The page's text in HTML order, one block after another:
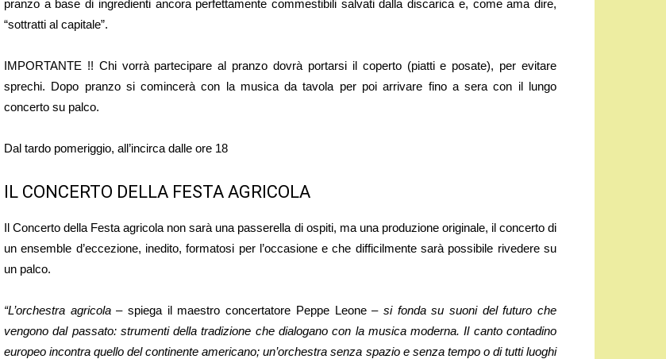
pranzo a base di ingredienti ancora perfettamente commestibili salvati dalla discarica e, come ama dire,
“sottratti al capitale”.
IMPORTANTE !! Chi vorrà partecipare al pranzo dovrà portarsi il coperto (piatti e posate), per evitare
sprechi. Dopo pranzo si comincerà con la musica da tavola per poi arrivare fino a sera con il lungo
concerto su palco.
Dal tardo pomeriggio, all’incirca dalle ore 18
IL CONCERTO DELLA FESTA AGRICOLA
Il Concerto della Festa agricola non sarà una passerella di ospiti, ma una produzione originale, il concerto di
un ensemble d’eccezione, inedito, formatosi per l’occasione e che difficilmente sarà possibile rivedere su
un palco.
“L’orchestra agricola– spiega il maestro concertatore Peppe Leone –si fonda su suoni del futuro che
vengono dal passato: strumenti della tradizione che dialogano con la musica moderna. Il canto contadino
europeo incontra quello del continente americano; un’orchestra senza spazio e senza tempo o di tutti luoghi